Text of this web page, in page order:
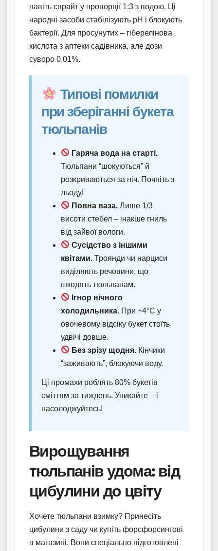
навіть спрайт у пропорції 1:3 з водою. Ці
народні засоби стабілізують pH і блокують
бактерії. Для просунутих – гіберелінова
кислота з аптеки садівника, але дози
суворо 0,01%.
Типові помилки
при зберіганні букета
тюльпанів
Гаряча вода на старті.
Тюльпани “шокуються” й
розкриваються за ніч. Почніть з
льоду!
Повна ваза. Лише 1/3
висоти стебел – інакше гниль
від зайвої вологи.
Сусідство з іншими
квітами. Троянди чи нарциси
виділяють речовини, що
шкодять тюльпанам.
Ігнор нічного
холодильника. При +4°C у
овочевому відсіку букет стоїть
удвічі довше.
Без зрізу щодня. Кінчики
“заживають”, блокуючи воду.
Ці промахи роблять 80% букетів
сміттям за тиждень. Уникайте – і
насолоджуйтесь!
Вирощування
тюльпанів удома: від
цибулини до цвіту
Хочете тюльпани взимку? Принесіть
цибулини з саду чи купіть форсфорсингові
в магазині. Вони спеціально підготовлені